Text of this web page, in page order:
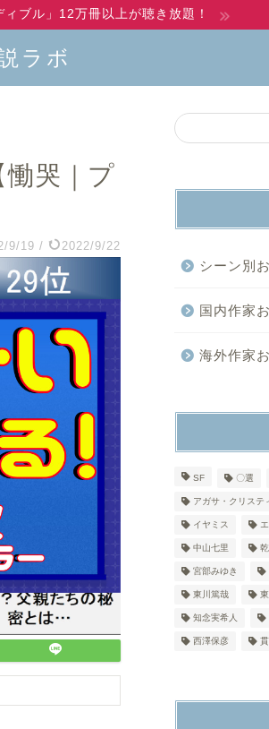
ブル」12万冊以上が聴き放題！
ラボ
哭｜プ
9/19 / 2022/9/22
シーン別
国内作家
海外作家
SF 〇選
アガサ・クリステ
イヤミス
中山七里
宮部みゆき
東川篤哉
知念実希人
西澤保彦